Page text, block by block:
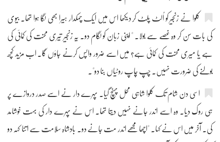
کلوا نے زنجیر کو اُلٹ پلٹ کر دیکھا اس میں ایک چمکدار ہیرا بھی لگا ہوا تھا۔ بیوی
کی بات سن کر وہ غصے سے بولا۔ " اپنی زبان کو لگام دو۔ یہ زنجیر تیری محنت کی کمائی کی
ہے یا میری محنت کی کمائی ہے؟ میں اسے ضرور واپس کرنے جاؤں گا۔ اب مزید کچھ
بولنے کی ضرورت نہیں۔ چُپ چاپ روٹیاں بنا دو"۔
اسی دن شام تک کلوا شاہی محل پہنچ گیا۔ پہرے دار نے اسے صدر دروازے پر
ہی روک دیا۔ وہ اسے اندر جانے نہیں دیتا تھا۔ اس نے پہرے دار کی بہت خوشامد
کی۔ آخر میں اس نے کہا۔ "اچھا مجھے اندر مت جانے دو۔ بادشاہ سلامت سے اتنا کہہ دو